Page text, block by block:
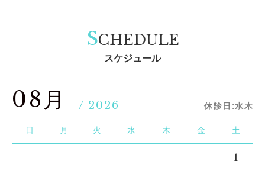
SCHEDULE
スケジュール
08月 / 2026 休診日:水木
日 月 火 水 木 金 土
1